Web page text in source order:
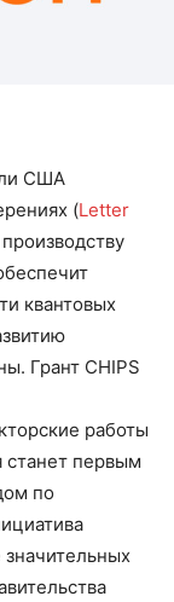
США
(Letter
квантовых
Грант CHIPS
работы
станет первым
по